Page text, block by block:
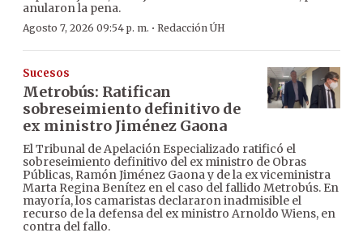
anularon la pena.
Agosto 7, 2026 09:54 p. m. · Redacción ÚH
Sucesos
Metrobús: Ratifican
sobreseimiento definitivo de
ex ministro Jiménez Gaona
El Tribunal de Apelación Especializado ratificó el
sobreseimiento definitivo del ex ministro de Obras
Públicas, Ramón Jiménez Gaona y de la ex viceministra
Marta Regina Benítez en el caso del fallido Metrobús. En
mayoría, los camaristas declararon inadmisible el
recurso de la defensa del ex ministro Arnoldo Wiens, en
contra del fallo.